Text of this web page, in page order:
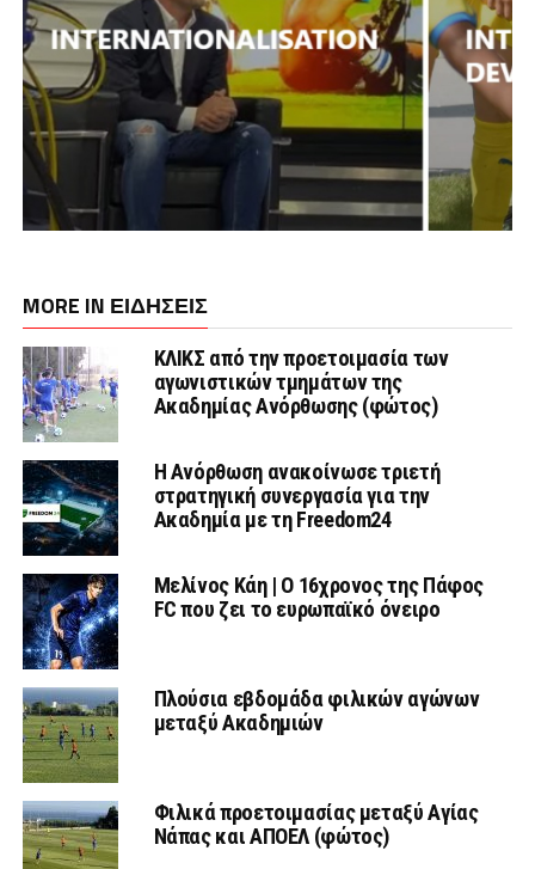
MORE IN ΕΙΔΗΣΕΙΣ
ΚΛΙΚΣ από την προετοιμασία των
αγωνιστικών τμημάτων της
Ακαδημίας Ανόρθωσης (φώτος)
Η Ανόρθωση ανακοίνωσε τριετή
στρατηγική συνεργασία για την
Ακαδημία με τη Freedom24
Μελίνος Κάη | Ο 16χρονος της Πάφος
FC που ζει το ευρωπαϊκό όνειρο
Πλούσια εβδομάδα φιλικών αγώνων
μεταξύ Ακαδημιών
Φιλικά προετοιμασίας μεταξύ Αγίας
Νάπας και ΑΠΟΕΛ (φώτος)